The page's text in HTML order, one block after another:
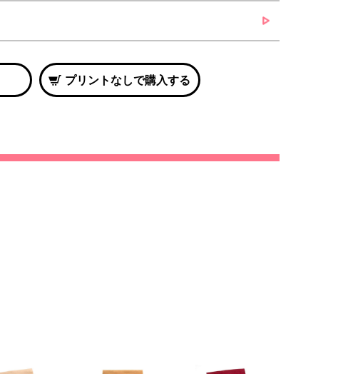
プリントなしで購入する